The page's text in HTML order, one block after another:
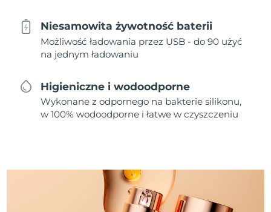
Niesamowita żywotność baterii
Możliwość ładowania przez USB - do 90 użyć
na jednym ładowaniu
Higieniczne i wodoodporne
Wykonane z odpornego na bakterie silikonu,
w 100% wodoodporne i łatwe w czyszczeniu